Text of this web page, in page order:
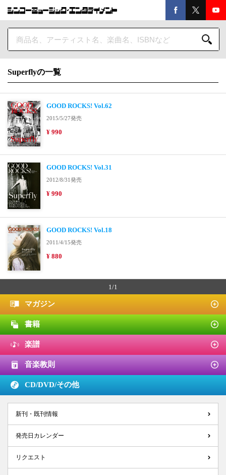
Superflyの一覧
GOOD ROCKS! Vol.62
2015/5/27発売
¥ 990
GOOD ROCKS! Vol.31
2012/8/31発売
¥ 990
GOOD ROCKS! Vol.18
2011/4/15発売
¥ 880
1/1
マガジン
書籍
楽譜
音楽教則
CD/DVD/その他
新刊・既刊情報
発売日カレンダー
リクエスト